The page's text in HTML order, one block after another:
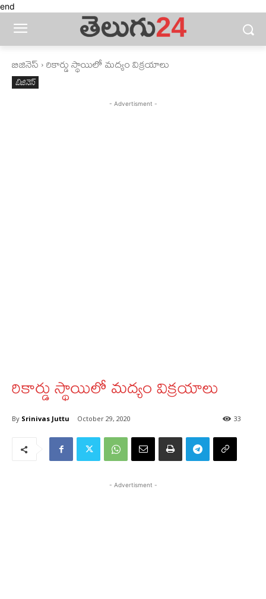
end
బిజినెస్‌ రికార్డు స్థాయిలో మద్యం విక్రయాలు
బిజినెస్‌
- Advertisment -
రికార్డు స్థాయిలో మద్యం విక్రయాలు
By Srinivas Juttu October 29, 2020 33
- Advertisment -